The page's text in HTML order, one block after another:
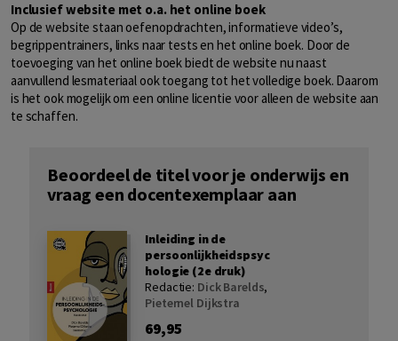
Inclusief website met o.a. het online boek
Op de website staan oefenopdrachten, informatieve video’s,
begrippentrainers, links naar tests en het online boek. Door de
toevoeging van het online boek biedt de website nu naast
aanvullend lesmateriaal ook toegang tot het volledige boek. Daarom
is het ook mogelijk om een online licentie voor alleen de website aan
te schaffen.
Beoordeel de titel voor je onderwijs en
vraag een docentexemplaar aan
Inleiding in de
persoonlijkheidspsyc
hologie (2e druk)
Redactie: Dick Barelds,
Pieternel Dijkstra
69,95